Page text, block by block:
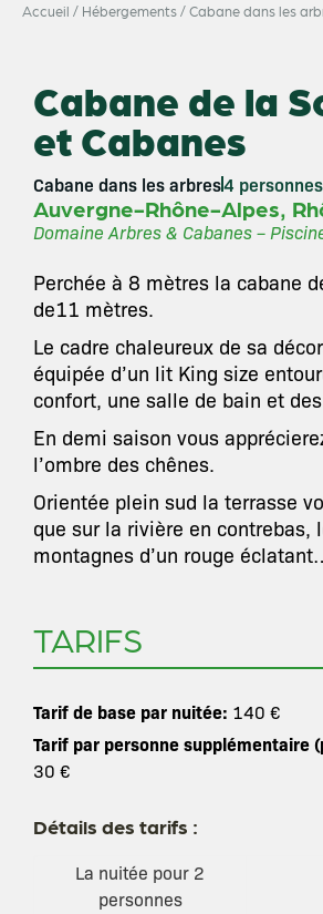
Accueil / Hébergements/Cabane dans les
Cabane de la
et Cabanes
Cabane dans les arbres4 personnes
Auvergne-Rhône-Alpes,
Domaine Arbres & Cabanes –
Perchée à 8 mètres la cabane
de11 mètres.
Le cadre chaleureux de sa
équipée d’un lit King size
confort, une salle de bain et
En demi saison vous
l’ombre des chênes.
Orientée plein sud la terrasse
que sur la rivière en
montagnes d’un rouge
TARIFS
Tarif de base par nuitée: 140 €
Tarif par personne supplémentaire
30 €
Détails des tarifs :
La nuitée pour 2
personnes